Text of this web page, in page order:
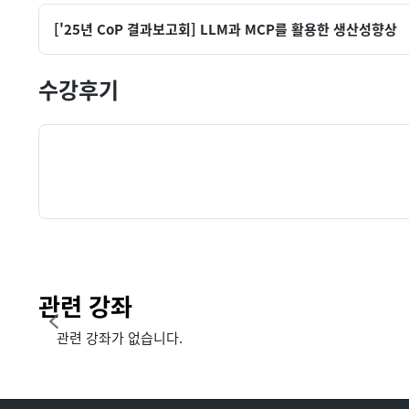
['25년 CoP 결과보고회] LLM과 MCP를 활용한 생산성향상
수강후기
관련 강좌
관련 강좌가 없습니다.